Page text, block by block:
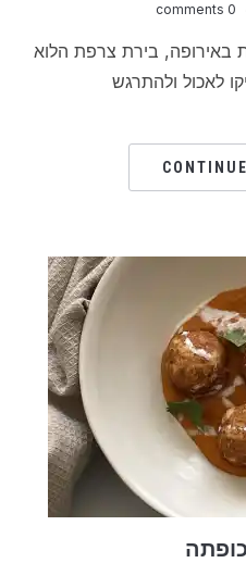
0 comments
באירופה, בירת צרפת הלוא
לאכול ולהתרגש